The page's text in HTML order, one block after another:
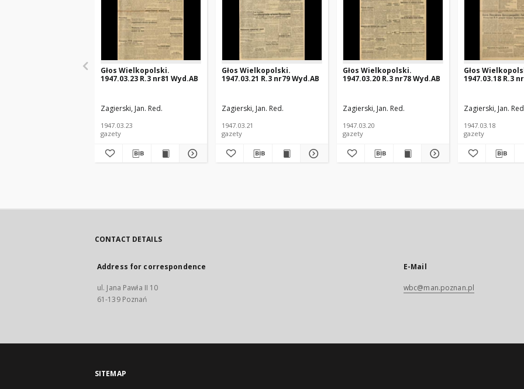
Głos Wielkopolski.
1947.03.23 R.3 nr81 Wyd.AB
Zagierski, Jan. Red.
1947.03.23
gazety
Głos Wielkopolski.
1947.03.21 R.3 nr79 Wyd.AB
Zagierski, Jan. Red.
1947.03.21
gazety
Głos Wielkopolski.
1947.03.20 R.3 nr78 Wyd.AB
Zagierski, Jan. Red.
1947.03.20
gazety
Głos
1947.03.18 R.3
Zagierski, Jan.
1947.03.18
gazety
CONTACT DETAILS
Address for correspondence
ul. Jana Pawła II 10
61-139 Poznań
E-Mail
wbc@man.poznan.pl
SITEMAP